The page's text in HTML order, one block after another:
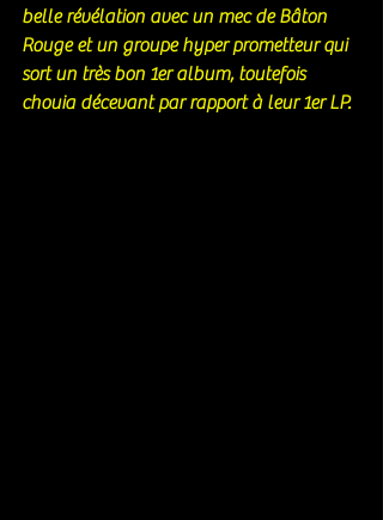
belle révélation avec un mec de Bâton
Rouge et un groupe hyper prometteur qui
sort un très bon 1er album, toutefois
chouia décevant par rapport à leur 1er LP.